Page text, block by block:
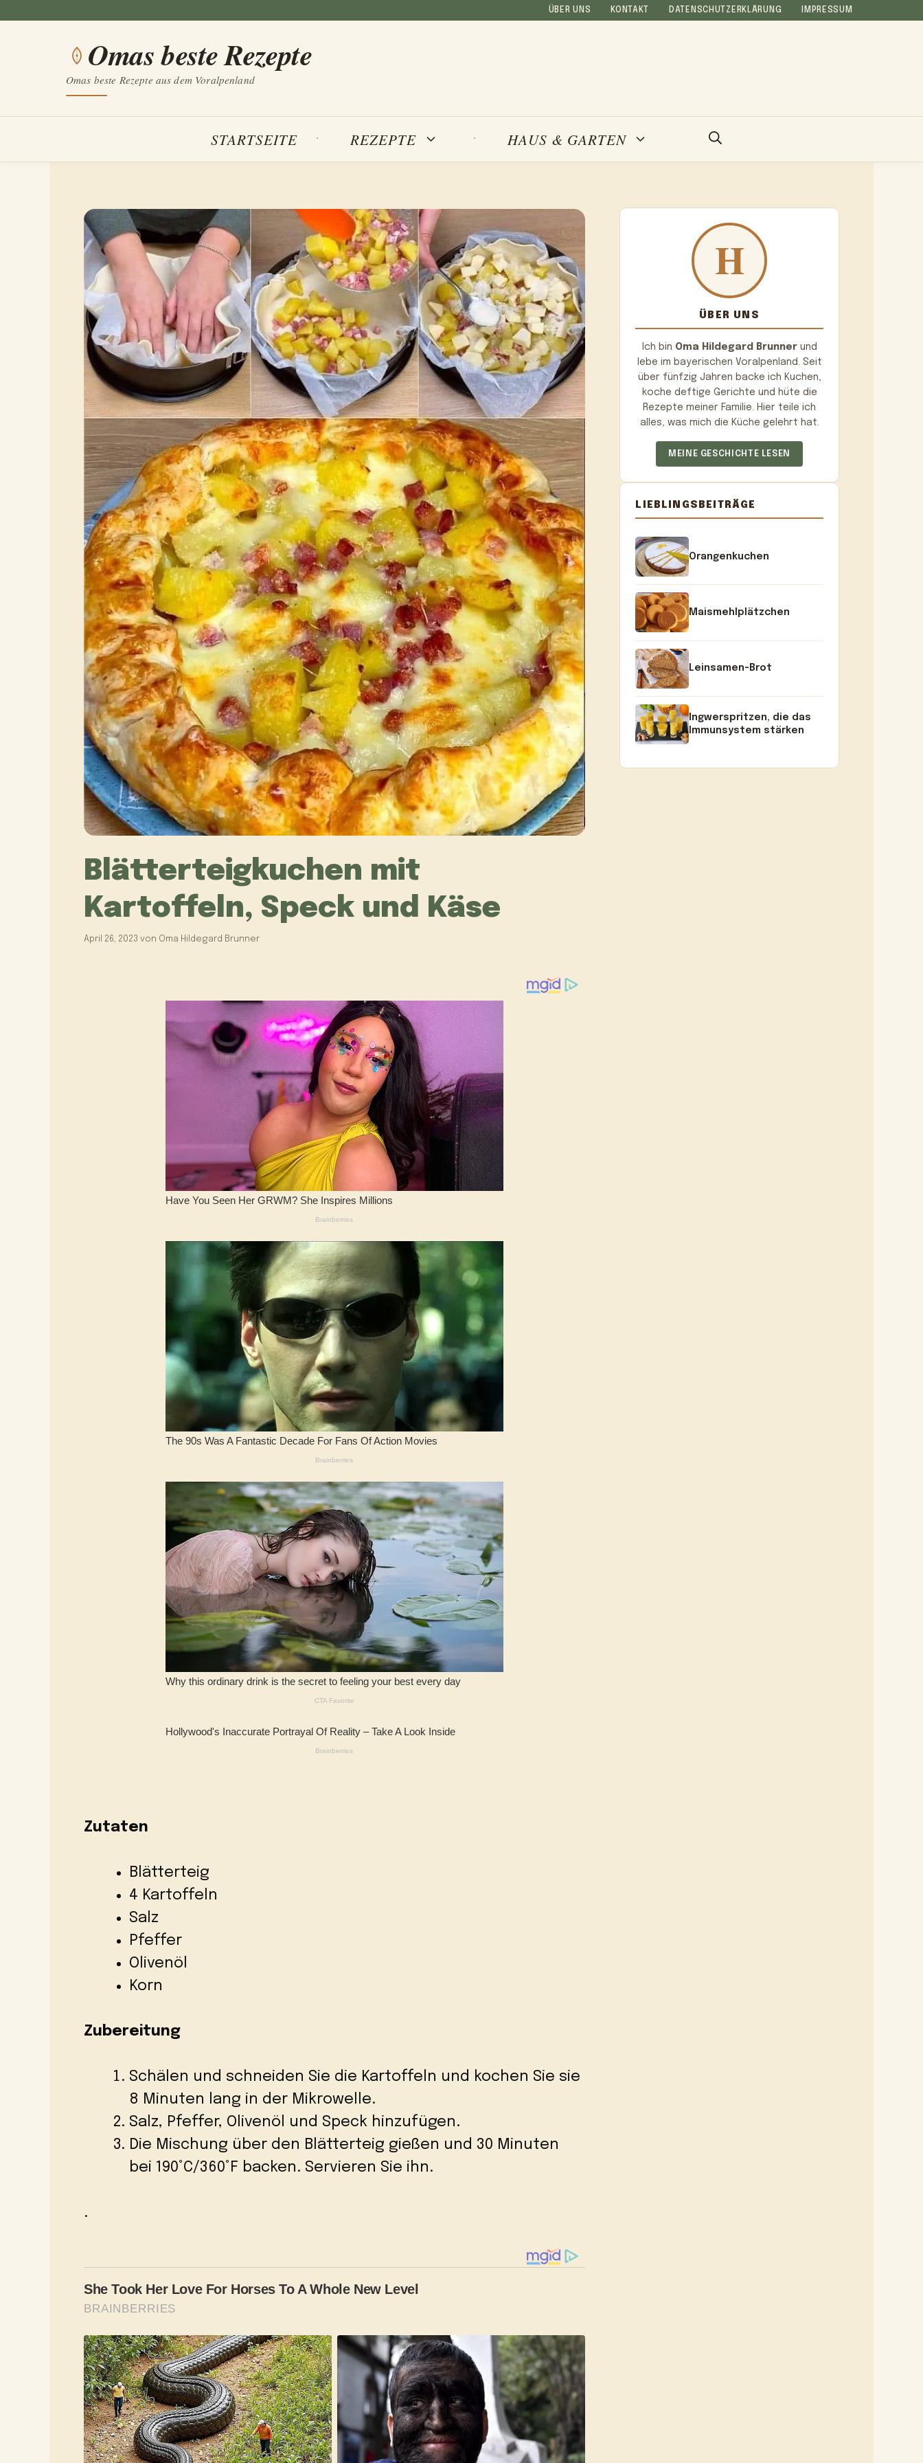
ÜBER UNS KONTAKT DATENSCHUTZERKLÄRUNG IMPRESSUM
Omas beste Rezepte
Omas beste Rezepte aus dem Voralpenland
STARTSEITE REZEPTE HAUS & GARTEN
Blätterteigkuchen mit
Kartoffeln, Speck und Käse
April 26, 2023 von Oma Hildegard Brunner
Zutaten
Blätterteig
4 Kartoffeln
Salz
Pfeffer
Olivenöl
Korn
Zubereitung
Schälen und schneiden Sie die Kartoffeln und kochen Sie sie
8 Minuten lang in der Mikrowelle.
Salz, Pfeffer, Olivenöl und Speck hinzufügen.
Die Mischung über den Blätterteig gießen und 30 Minuten
bei 190°C/360°F backen. Servieren Sie ihn.
.
ÜBER UNS
Ich bin Oma Hildegard Brunnerund
lebe im bayerischen Voralpenland. Seit
über fünfzig Jahren backe ich Kuchen,
koche deftige Gerichte und hüte die
Rezepte meiner Familie. Hier teile ich
alles, was mich die Küche gelehrt hat.
MEINE GESCHICHTE LESEN
LIEBLINGSBEITRÄGE
Orangenkuchen
Maismehlplätzchen
Leinsamen-Brot
Ingwerspritzen, die das
Immunsystem stärken